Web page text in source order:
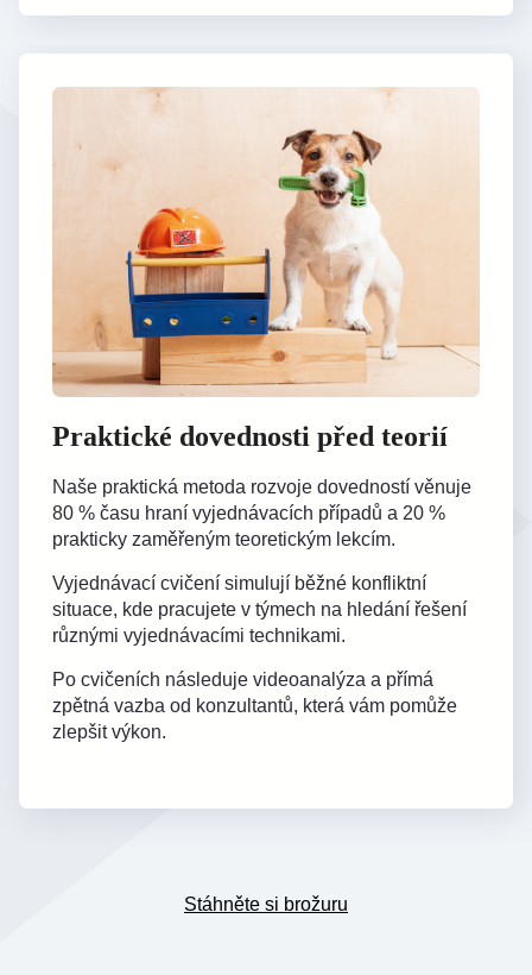
Praktické dovednosti před teorií
Naše praktická metoda rozvoje dovedností věnuje
80 % času hraní vyjednávacích případů a 20 %
prakticky zaměřeným teoretickým lekcím.
Vyjednávací cvičení simulují běžné konfliktní
situace, kde pracujete v týmech na hledání řešení
různými vyjednávacími technikami.
Po cvičeních následuje videoanalýza a přímá
zpětná vazba od konzultantů, která vám pomůže
zlepšit výkon.
Stáhněte si brožuru